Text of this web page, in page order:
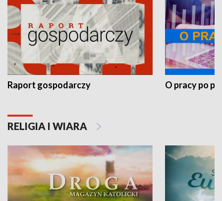
Raport gospodarczy O pracy po
RELIGIA I WIARA